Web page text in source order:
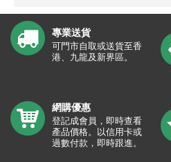
專業送貨
可門市自取或送貨至香
港、九龍及新界區。
網購優惠
登記成會員，即時查看
產品價格。以信用卡或
過數付款，即時跟進。